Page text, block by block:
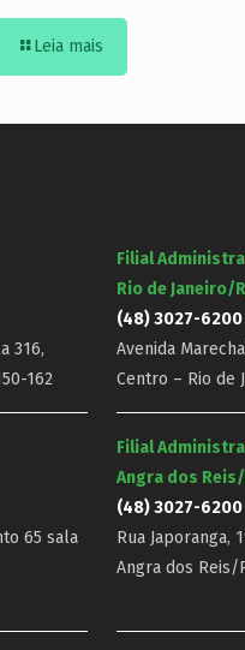
Leia mais
316,
162
65 sala
Filial
Rio de Janeiro/
(48) 3027-6200
Avenida
Centro – Rio de
Filial
Angra dos Reis/
(48) 3027-6200
Rua Japoranga,
Angra dos Reis/